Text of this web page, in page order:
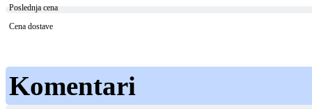
Poslednja cena
Cena dostave
Komentari